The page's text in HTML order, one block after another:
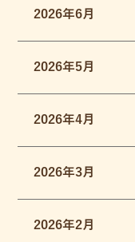
2026年6月
2026年5月
2026年4月
2026年3月
2026年2月